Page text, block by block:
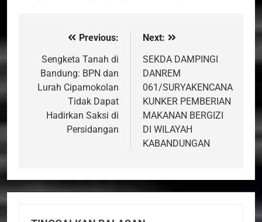
Navigasi
pos
Previous:
Sengketa Tanah di
Bandung: BPN dan
Lurah Cipamokolan
Tidak Dapat
Hadirkan Saksi di
Persidangan
Next:
SEKDA DAMPINGI
DANREM
061/SURYAKENCANA
KUNKER PEMBERIAN
MAKANAN BERGIZI
DI WILAYAH
KABANDUNGAN